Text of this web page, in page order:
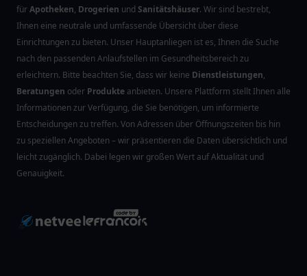
fürApotheken, Drogerien und Sanitätshäuser. Wir sind bestrebt,
Ihnen eine neutrale und umfassende Übersicht über diese
Einrichtungen zu bieten. Unser Hauptanliegen ist es, Ihnen die Suche
nach den passenden Anlaufstellen im Gesundheitsbereich zu
erleichtern. Bitte beachten Sie, dass wir keine Dienstleistungen,
Beratungen oder Produkte anbieten. Unsere Plattform stellt Ihnen alle
Informationen zur Verfügung, die Sie benötigen, um informierte
Entscheidungen zu treffen. Von Adressen über Öffnungszeiten bis hin
zu speziellen Angeboten – wir präsentieren die Daten übersichtlich und
leicht zugänglich. Dabei legen wir großen Wert auf Aktualität und
Genauigkeit.